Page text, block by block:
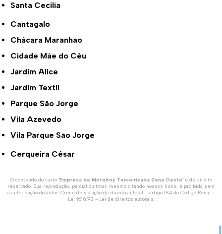
Santa Cecília
Cantagalo
Chácara Maranhão
Cidade Mãe do Céu
Jardim Alice
Jardim Textil
Parque São Jorge
Vila Azevedo
Vila Parque São Jorge
Cerqueira César
O conteúdo do texto "Empresa de Motoboy Terceirizada Zona Oeste" é de direito
reservado. Sua reprodução, parcial ou total, mesmo citando nossos links, é proibida sem
a autorização do autor. Crime de violação de direito autoral – artigo 184 do Código Penal –
Lei 9610/98 - Lei de direitos autorais.